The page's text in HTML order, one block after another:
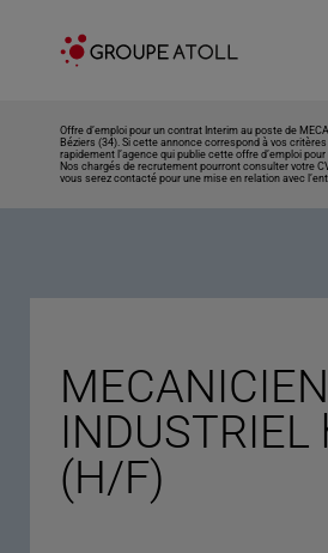
Offre d’emploi pour un contrat Interim au poste de
Béziers (34). Si cette annonce correspond à vos
rapidement l’agence qui publie cette offre d’emploi
Nos chargés de recrutement pourront consulter votre
vous serez contacté pour une mise en relation avec
MECANICIEN
(H/F)